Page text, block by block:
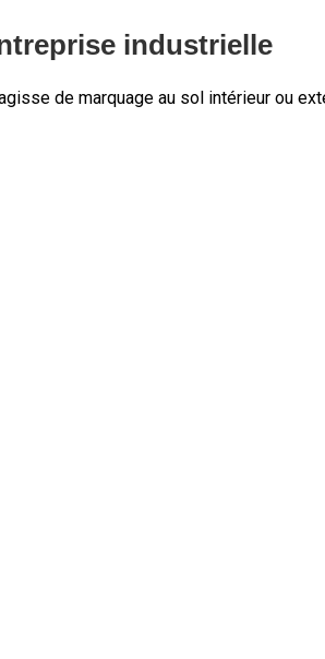
industrielle
de marquage au sol intérieur ou